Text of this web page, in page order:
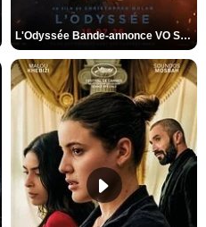
L'Odyssée Bande-annonce VO STFR